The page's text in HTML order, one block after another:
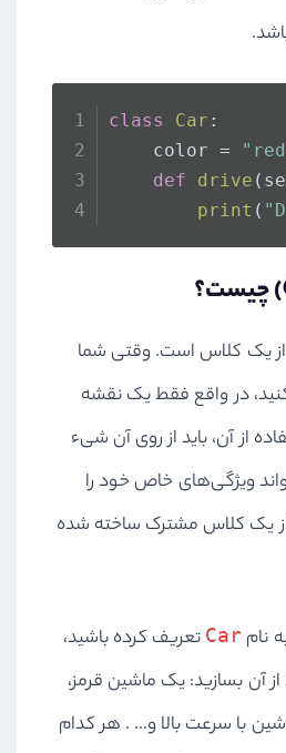
class Car :
    color =
def
drive (
print (
یک کلاس است. وقتی شما
در واقع فقط یک نقشه
از آن، باید از روی آن شیء
ویژگی‌های خاص خود را
از یک کلاس مشترک ساخته شده
نام Car تعریف کرده باشید،
آن بسازید: یک ماشین قرمز،
با سرعت بالا و... . هر کدام